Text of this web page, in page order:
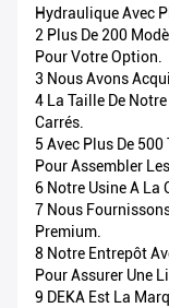
Hydraulique Avec
2 Plus De 200
Pour Votre Option.
3 Nous Avons
4 La Taille De
Carrés.
5 Avec Plus De
Pour Assembler
6 Notre Usine A La
7 Nous
Premium.
8 Notre Entrepôt
Pour Assurer Une
9 DEKA Est La